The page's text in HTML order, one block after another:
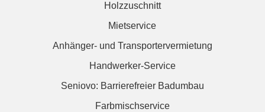
Holzzuschnitt
Mietservice
Anhänger- und Transportervermietung
Handwerker-Service
Seniovo: Barrierefreier Badumbau
Farbmischservice